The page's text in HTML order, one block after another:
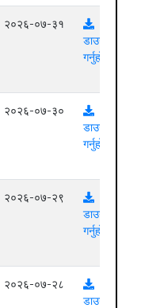
२०२६-०७-३१
डाउनलोड
गर्नुहोस्
२०२६-०७-३०
डाउनलोड
गर्नुहोस्
२०२६-०७-२९
डाउनलोड
गर्नुहोस्
२०२६-०७-२८
डाउनलोड